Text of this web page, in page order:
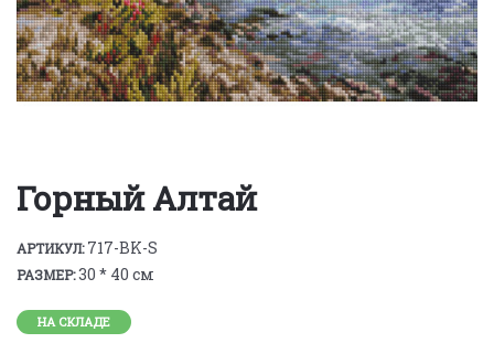
Горный Алтай
АРТИКУЛ:717-BK-S
РАЗМЕР:30 * 40 см
НА СКЛАДЕ